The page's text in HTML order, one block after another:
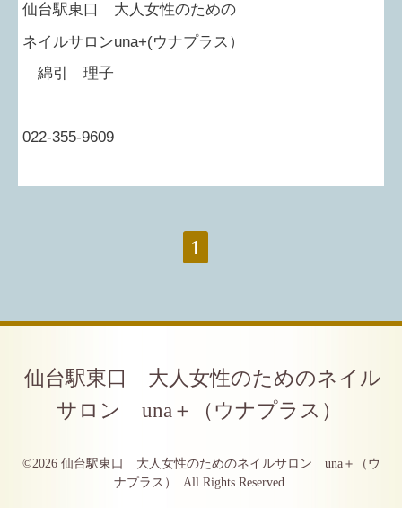
仙台駅東口 大人女性のための
ネイルサロンuna+(ウナプラス）
綿引 理子
022-355-9609
1
仙台駅東口 大人女性のためのネイル
サロン una＋（ウナプラス）
©2026 仙台駅東口 大人女性のためのネイルサロン una＋（ウ
ナプラス）
. All Rights Reserved.